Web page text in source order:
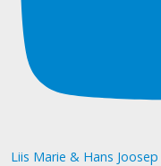
Liis Marie & Hans